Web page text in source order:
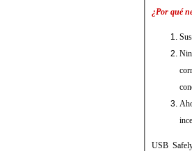
¿Por qué
USB